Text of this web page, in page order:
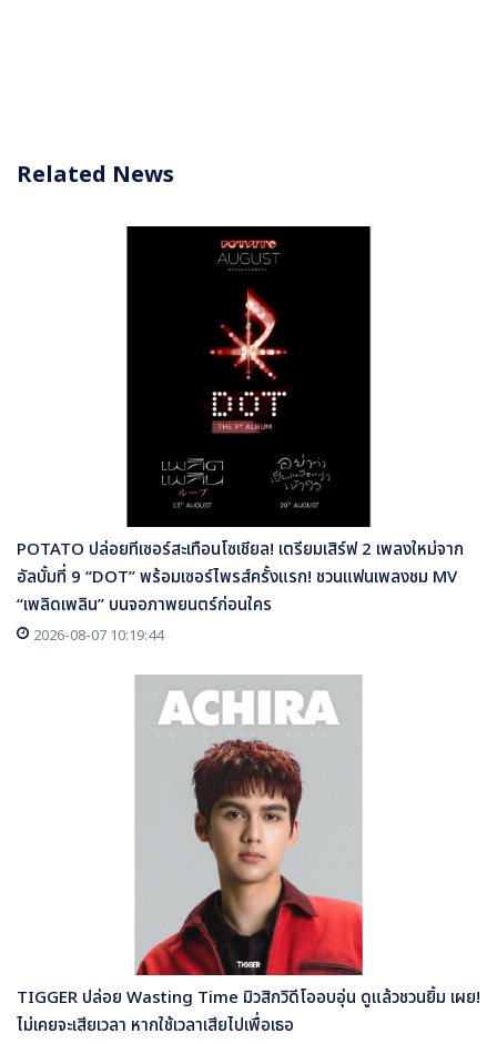
Related News
POTATO ปล่อยทีเซอร์สะเทือนโซเชียล! เตรียมเสิร์ฟ 2 เพลงใหม่จาก
อัลบั้มที่ 9 “DOT” พร้อมเซอร์ไพรส์ครั้งแรก! ชวนแฟนเพลงชม MV
“เพลิดเพลิน” บนจอภาพยนตร์ก่อนใคร
2026-08-07 10:19:44
TIGGER ปล่อย Wasting Time มิวสิกวิดีโออบอุ่น ดูแล้วชวนยิ้ม เผย!
ไม่เคยจะเสียเวลา หากใช้เวลาเสียไปเพื่อเธอ